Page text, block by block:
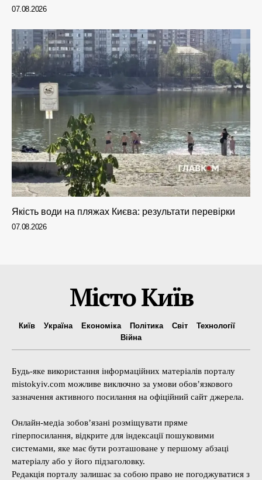
07.08.2026
Якість води на пляжах Києва: результати перевірки
07.08.2026
Місто Київ
Київ Україна Економіка Політика Світ
Технології
Війна
Будь-яке використання інформаційних матеріалів порталу
mistokyiv.com можливе виключно за умови обов’язкового
зазначення активного посилання на офіційний сайт джерела.
Онлайн-медіа зобов’язані розміщувати пряме
гіперпосилання, відкрите для індексації пошуковими
системами, яке має бути розташоване у першому абзаці
матеріалу або у його підзаголовку.
Редакція порталу залишає за собою право не погоджуватися з